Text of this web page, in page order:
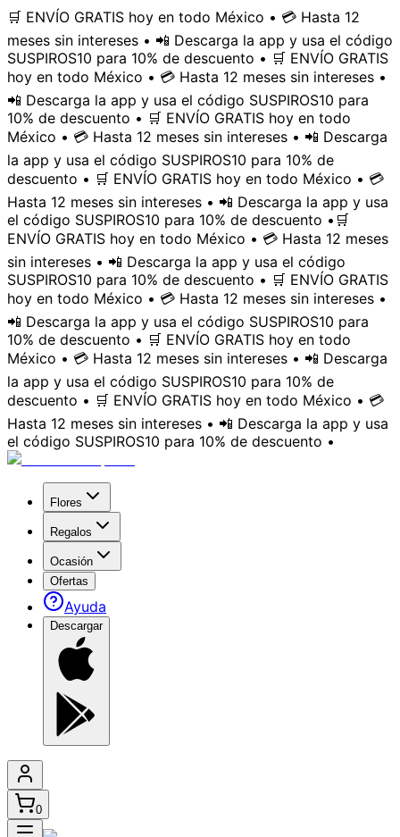
🛒 ENVÍO GRATIS hoy en todo México • 💳 Hasta 12
meses sin intereses • 📲 Descarga la app y usa el código
SUSPIROS10 para 10% de descuento • 🛒 ENVÍO GRATIS
hoy en todo México • 💳 Hasta 12 meses sin intereses •
📲 Descarga la app y usa el código SUSPIROS10 para
10% de descuento • 🛒 ENVÍO GRATIS hoy en todo
México • 💳 Hasta 12 meses sin intereses • 📲 Descarga
la app y usa el código SUSPIROS10 para 10% de
descuento • 🛒 ENVÍO GRATIS hoy en todo México • 💳
Hasta 12 meses sin intereses • 📲 Descarga la app y usa
el código SUSPIROS10 para 10% de descuento • 🛒
ENVÍO GRATIS hoy en todo México • 💳 Hasta 12 meses
sin intereses • 📲 Descarga la app y usa el código
SUSPIROS10 para 10% de descuento • 🛒 ENVÍO GRATIS
hoy en todo México • 💳 Hasta 12 meses sin intereses •
📲 Descarga la app y usa el código SUSPIROS10 para
10% de descuento • 🛒 ENVÍO GRATIS hoy en todo
México • 💳 Hasta 12 meses sin intereses • 📲 Descarga
la app y usa el código SUSPIROS10 para 10% de
descuento • 🛒 ENVÍO GRATIS hoy en todo México • 💳
Hasta 12 meses sin intereses • 📲 Descarga la app y usa
el código SUSPIROS10 para 10% de descuento •
Flores
Regalos
Ocasión
Ofertas
Ayuda
Descargar
0